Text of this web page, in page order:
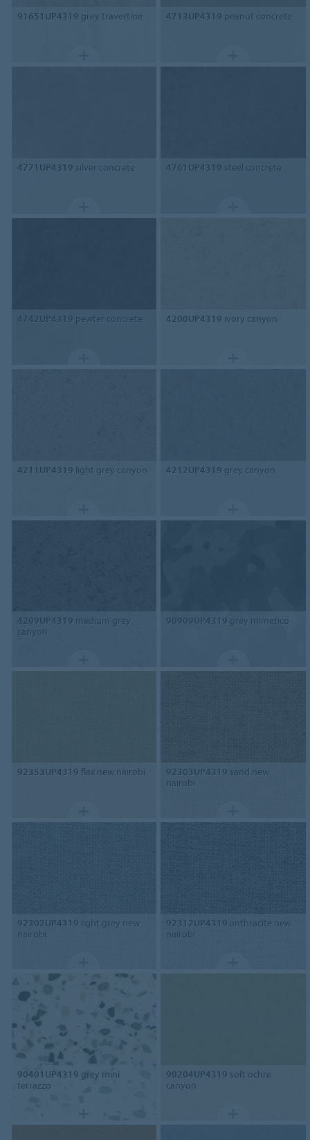
91651UP4319 grey travertine 4713UP4319 peanut concrete
4771UP4319 silver concrete 4761UP4319 steel concrete
4742UP4319 pewter concrete 4200UP4319 ivory canyon
4211UP4319 light grey canyon 4212UP4319 grey canyon
4209UP4319 medium grey
canyon
90909UP4319 grey mimetico
92353UP4319 flax new nairobi 92303UP4319 sand new
nairobi
92302UP4319 light grey new
nairobi
92312UP4319 anthracite new
nairobi
90401UP4319 grey mini
terrazzo
90204UP4319 soft ochre
canyon